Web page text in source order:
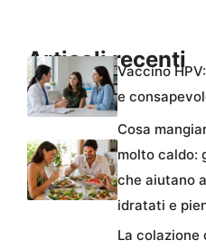
Articoli recenti
Vaccino
e
Cosa
molto caldo:
che aiutano
idratati e
La colazione